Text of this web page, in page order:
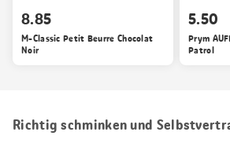
8.85
M-Classic Petit Beurre Chocolat
Noir
5.50
Prym
Patrol
Richtig schminken und